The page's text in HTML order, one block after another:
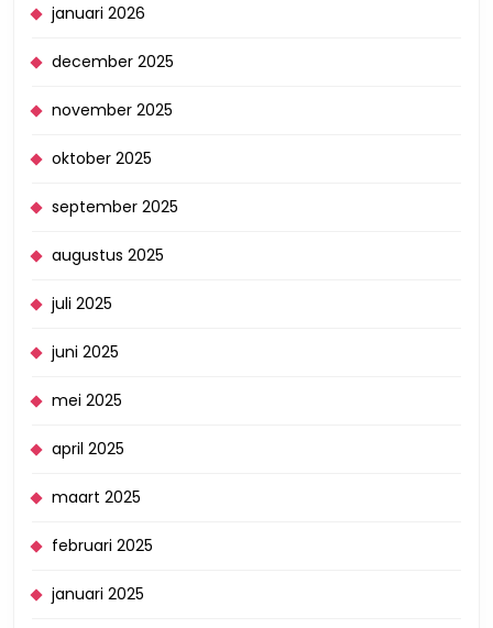
januari 2026
december 2025
november 2025
oktober 2025
september 2025
augustus 2025
juli 2025
juni 2025
mei 2025
april 2025
maart 2025
februari 2025
januari 2025